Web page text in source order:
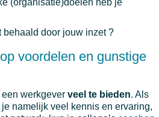
(organisatie)doelen heb je
behaald door jouw inzet ?
voordelen en gunstige
een werkgeverveel te bieden. Als
namelijk veel kennis en ervaring,